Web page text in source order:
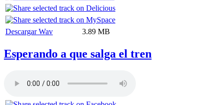
Descargar Wav 3.89 MB
Esperando a que salga el tren